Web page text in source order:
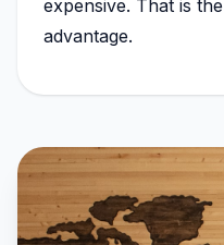
expensive. That is
advantage.